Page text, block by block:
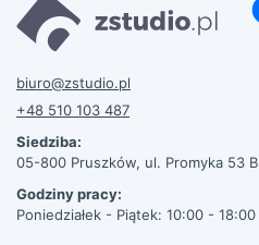
biuro@zstudio.pl
+48 510 103 487
Siedziba:
05-800 Pruszków, ul. Promyka 53 B
Godziny pracy:
Poniedziałek - Piątek: 10:00 - 18:00